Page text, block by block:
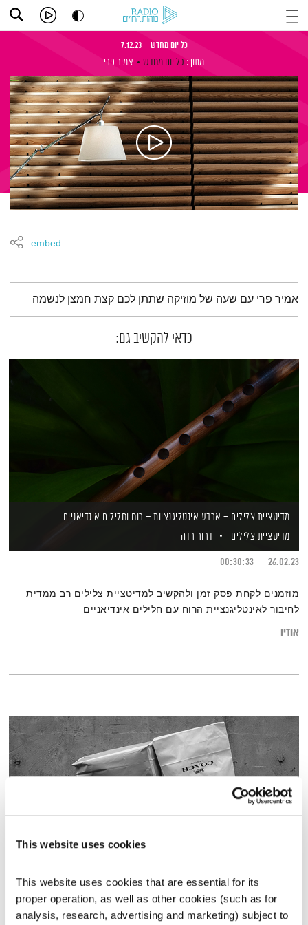
This website uses cookies
This website uses cookies that are essential for its
proper operation, as well as other cookies (such as for
analysis, research, advertising and marketing) subject to
כל יום מחדש – 7.12.23
מתוך: כל יום מחדש אמיר פרי
embed
תמצית הפודקאסט
אמיר פרי עם שעה של מוזיקה שתתן לכם קצת חמצן לנשמה
כדאי להקשיב גם:
מדיטציית צלילים – ארבע אינטליגנציות – רוח וחלילים אינדיאניים
מדיטציית צלילים
דרור רדה
26.02.23
00:30:33
מוזמנים לקחת פסק זמן ולהקשיב למדיטציית צלילים רב ממדית
לחיבור לאינטליגנציית הרוח עם חלילים אינדיאניים
אודיו
שינוי עכשיו
דליק ווליניץ ושלומית שרביט ברזילי
30.07.22
00:14:38